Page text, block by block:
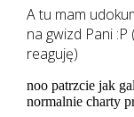
A tu mam
na gwizd Pani
reaguję)
noo patrzcie jak
normalnie charty